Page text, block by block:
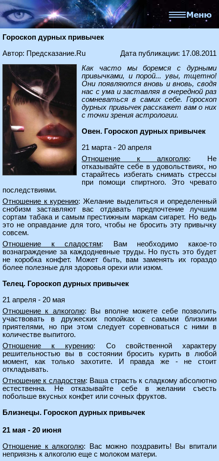
Гороскоп дурных привычек
Автор: Предсказание.Ru
Дата публикации: 17.08.2011
Как часто мы боремся с дурными
привычками, и порой... увы, тщетно!
Они появляются вновь и вновь, сводя
нас с ума и заставляя в очередной раз
сомневаться в самих себе. Гороскоп
дурных привычек расскажет вам о них
с точки зрения астрологии.
Овен. Гороскоп дурных привычек
21 марта - 20 апреля
Отношение к алкоголю: Не
отказывайте себе в удовольствиях, но
старайтесь избегать снимать стрессы
при помощи спиртного. Это чревато
последствиями.
Отношение к курению: Желание выделиться и определенный
снобизм заставляют вас отдавать предпочтение лучшим
сортам табака и самым престижным маркам сигарет. Но ведь
это не оправдание для того, чтобы не бросить эту привычку
совсем.
Отношение к сладостям: Вам необходимо какое-то
вознаграждение за каждодневные труды. Но пусть это будет
не коробка конфет. Может быть, вам заменять их гораздо
более полезные для здоровья орехи или изюм.
Телец. Гороскоп дурных привычек
21 апреля - 20 мая
Отношение к алкоголю: Вы вполне можете себе позволить
участвовать в дружеских попойках с самыми близкими
приятелями, но при этом следует соревноваться с ними в
количестве выпитого.
Отношение к курению: Со свойственной характеру
решительностью вы в состоянии бросить курить в любой
момент, как только захотите. И правда же - не стоит
откладывать.
Отношение к сладостям: Ваша страсть к сладкому абсолютно
естественна. Не отказывайте себе в желании съесть
побольше вкусных конфет или сочных фруктов.
Близнецы. Гороскоп дурных привычек
21 мая - 20 июня
Отношение к алкоголю: Вас можно поздравить! Вы впитали
неприязнь к алкоголю еще с молоком матери.